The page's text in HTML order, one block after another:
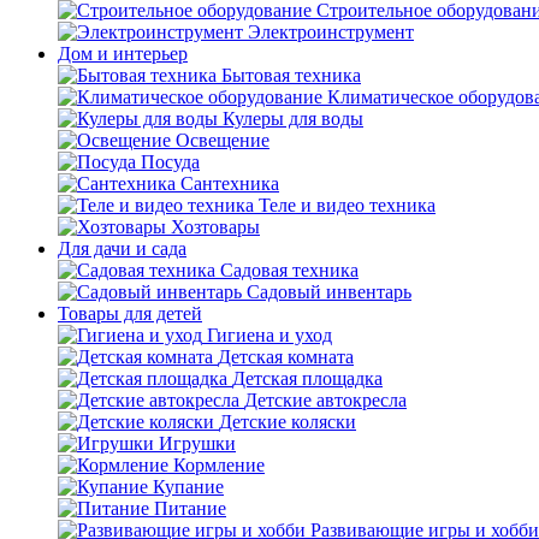
Строительное
Электроинструмент
Дом и интерьер
Бытовая техника
Климатическое
Кулеры для воды
Освещение
Посуда
Сантехника
Теле и видео техника
Хозтовары
Для дачи и сада
Садовая техника
Садовый инвентарь
Товары для детей
Гигиена и уход
Детская комната
Детская площадка
Детские автокресла
Детские коляски
Игрушки
Кормление
Купание
Питание
Развивающие игры и хобби